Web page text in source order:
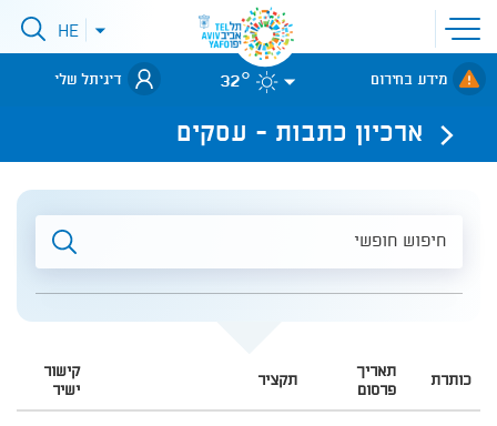
פתיחת
תפריט
אתר
לאתר עיריית
תל-אביב
פתיחתHE
מידע בחירום 32° דיגיתל שלי
ארכיון כתבות - עסקים
חיפוש
כותרת
תאריך
פרסום
תקציר
קישור
ישיר